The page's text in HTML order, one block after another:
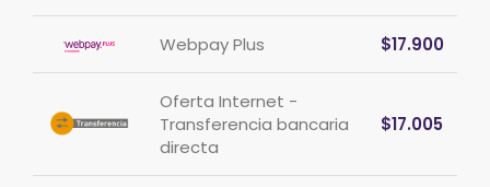
Webpay Plus $17.900
Oferta Internet -
Transferencia bancaria
directa
$17.005